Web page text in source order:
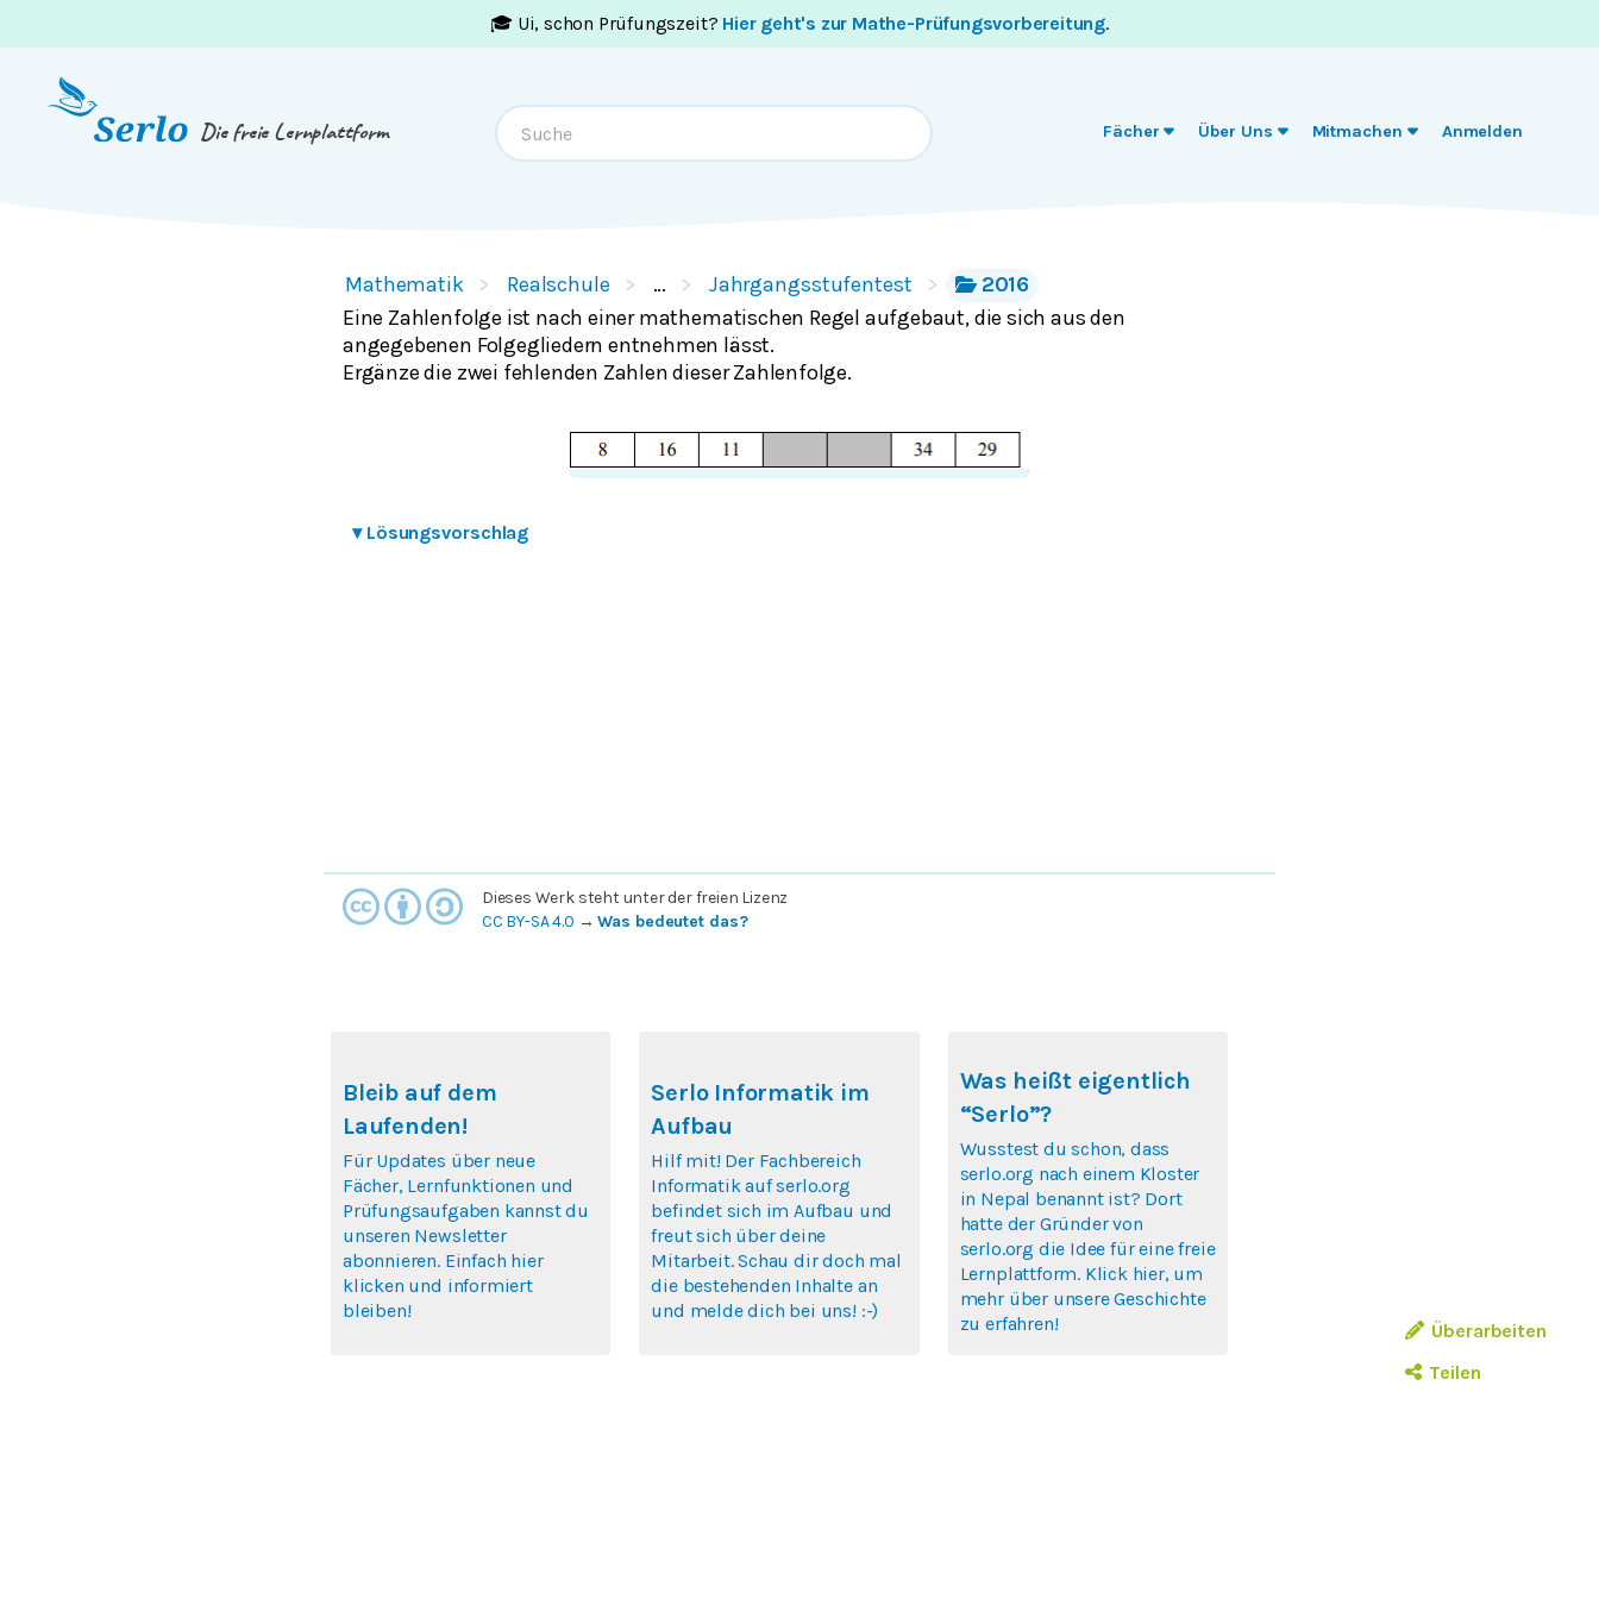
🎓 Ui, schon Prüfungszeit? Hier geht's zur Mathe-Prüfungsvorbereitung.
Die freie Lernplattform Fächer Über Uns Mitmachen Anmelden
Mathematik Realschule … Jahrgangsstufentest
2016
Eine Zahlenfolge ist nach einer mathematischen Regel aufgebaut, die sich aus den
angegebenen Folgegliedern entnehmen lässt.
Ergänze die zwei fehlenden Zahlen dieser Zahlenfolge.
▾ Lösungsvorschlag
Überarbeiten
Teilen
Dieses Werk steht unter der freien Lizenz
CC BY-SA 4.0 →Was bedeutet das?
Bleib auf dem
Laufenden!
Für Updates über neue
Fächer, Lernfunktionen und
Prüfungsaufgaben kannst du
unseren Newsletter
abonnieren. Einfach hier
klicken und informiert
bleiben!
Serlo Informatik im
Aufbau
Hilf mit! Der Fachbereich
Informatik auf serlo.org
befindet sich im Aufbau und
freut sich über deine
Mitarbeit. Schau dir doch mal
die bestehenden Inhalte an
und melde dich bei uns! :-)
Was heißt eigentlich
“Serlo”?
Wusstest du schon, dass
serlo.org nach einem Kloster
in Nepal benannt ist? Dort
hatte der Gründer von
serlo.org die Idee für eine freie
Lernplattform. Klick hier, um
mehr über unsere Geschichte
zu erfahren!